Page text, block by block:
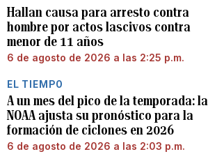
Hallan causa para arresto contra
hombre por actos lascivos contra
menor de 11 años
6 de agosto de 2026 a las 2:25 p.m.
EL TIEMPO
A un mes del pico de la temporada: la
NOAA ajusta su pronóstico para la
formación de ciclones en 2026
6 de agosto de 2026 a las 2:03 p.m.